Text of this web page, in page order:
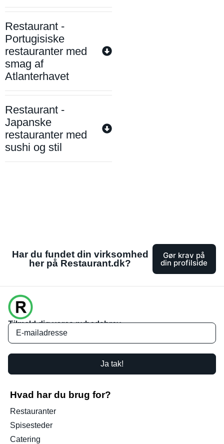
Restaurant -
Portugisiske
restauranter med
smag af
Atlanterhavet
Restaurant -
Japanske
restauranter med
sushi og stil
Har du fundet din virksomhed
her på Restaurant.dk?
Gør krav på
din profilside
Tilmeld dig vores nyhedsbrev
Ja tak!
Hvad har du brug for?
Restauranter
Spisesteder
Catering